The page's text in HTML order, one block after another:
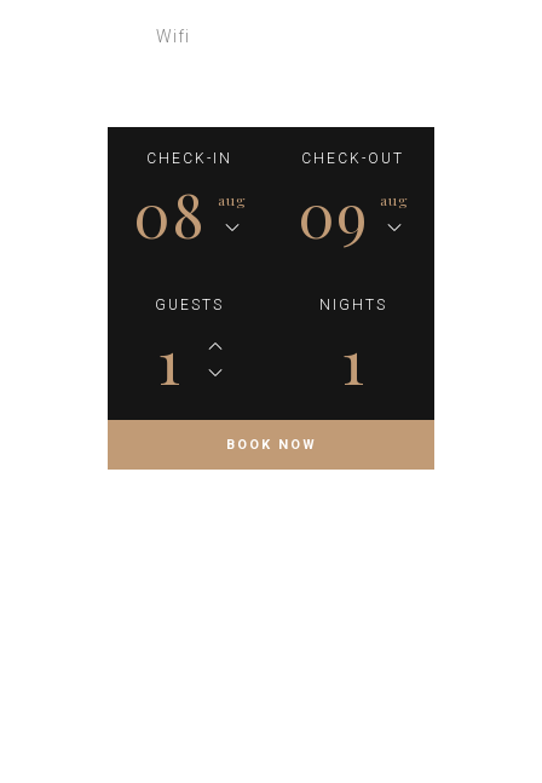
Wifi
CHECK-IN
08 aug
CHECK-OUT
09 aug
GUESTS
1
NIGHTS
1